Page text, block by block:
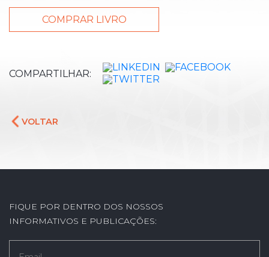
COMPRAR LIVRO
VOLTAR
COMPARTILHAR:
FIQUE POR DENTRO DOS NOSSOS
INFORMATIVOS E PUBLICAÇÕES: